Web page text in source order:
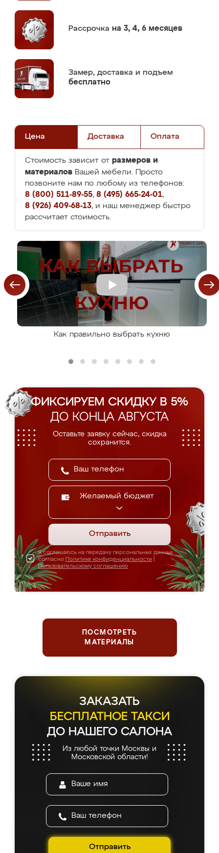
Рассрочка на 3, 4, 6 месяцев
Замер, доставка и подъем
бесплатно
Цена Доставка Оплата
Стоимость зависит от размеров и
материалов Вашей мебели. Просто
позвоните нам по любому из телефонов:
8 (800) 511-89-55, 8 (495) 665-24-01,
8 (926) 409-68-13, и наш менеджер быстро
рассчитает стоимость.
Как правильно выбрать кухню
ФИКСИРУЕМ СКИДКУ В 5%
ДО КОНЦА АВГУСТА
Оставьте заявку сейчас, скидка
сохранится.
Желаемый бюджет
Отправить
Я соглашаюсь на передачу персональных данных
согласно Политике конфиденциальности
Пользовательскому соглашению
ПОСМОТРЕТЬ
МАТЕРИАЛЫ
Держим планку
серьезнее, чем чемпионы
по фигурному катанию
5.0из 5
На основе945оценок
Оставить отзыв